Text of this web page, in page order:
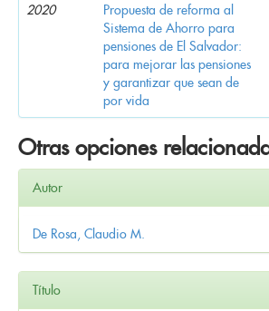
2020
Propuesta de reforma al
Sistema de Ahorro para
pensiones de El Salvador:
para mejorar las pensiones
y garantizar que sean de
por vida
Otras opciones
Autor
De Rosa, Claudio M.
Título